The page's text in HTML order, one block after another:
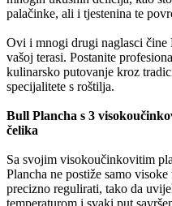
palačinke, ali i tjestenina te
Ovi i mnogi drugi naglasci čine
vašoj terasi. Postanite
kulinarsko putovanje kroz
specijalitete s roštilja.
Bull Plancha s 3
čelika
Sa svojim visokoučinkovitim
Plancha ne postiže samo
precizno regulirati, tako da
temperaturom i svaki put